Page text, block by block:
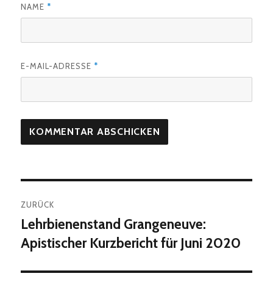
NAME *
E-MAIL-ADRESSE *
ZURÜCK
Vorheriger
Beitrag:
Lehrbienenstand Grangeneuve‏:
Apistischer Kurzbericht für Juni 2020